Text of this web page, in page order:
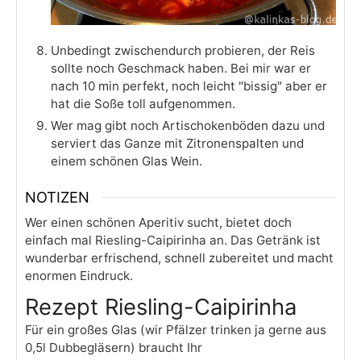
Unbedingt zwischendurch probieren, der Reis
sollte noch Geschmack haben. Bei mir war er
nach 10 min perfekt, noch leicht "bissig" aber er
hat die Soße toll aufgenommen.
Wer mag gibt noch Artischokenböden dazu und
serviert das Ganze mit Zitronenspalten und
einem schönen Glas Wein.
NOTIZEN
Wer einen schönen Aperitiv sucht, bietet doch
einfach mal Riesling-Caipirinha an. Das Getränk ist
wunderbar erfrischend, schnell zubereitet und macht
enormen Eindruck.
Rezept Riesling-Caipirinha
Für ein großes Glas (wir Pfälzer trinken ja gerne aus
0,5l Dubbegläsern) braucht Ihr